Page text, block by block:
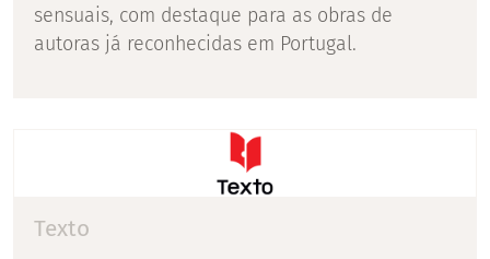
sensuais, com destaque para as obras de
autoras já reconhecidas em Portugal.
Texto